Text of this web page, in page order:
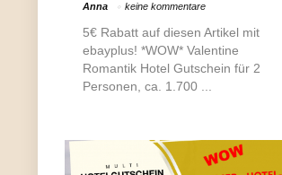
Anna keine kommentare
5€ Rabatt auf diesen Artikel mit
ebayplus! *WOW* Valentine
Romantik Hotel Gutschein für 2
Personen, ca. 1.700 ...